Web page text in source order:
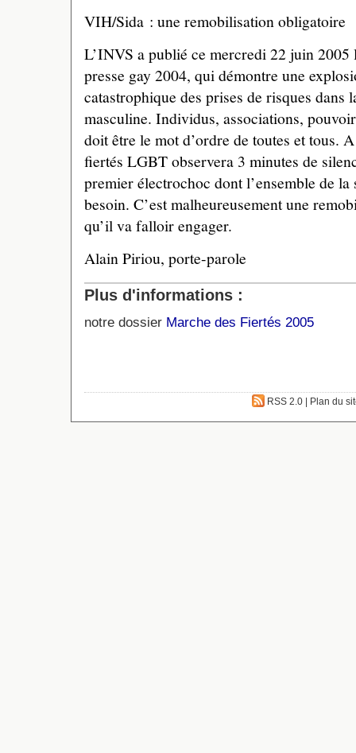
VIH/Sida : une remobilisation obligatoire
L’INVS a publié ce mercredi 22 juin 2005
presse gay 2004, qui démontre une
catastrophique des prises de risques dans
masculine. Individus, associations,
doit être le mot d’ordre de toutes et tous.
fiertés LGBT observera 3 minutes de
premier électrochoc dont l’ensemble de la
besoin. C’est malheureusement une
qu’il va falloir engager.
Alain Piriou, porte-parole
Plus d'informations :
notre dossier Marche des Fiertés 2005
RSS 2.0 | Plan du